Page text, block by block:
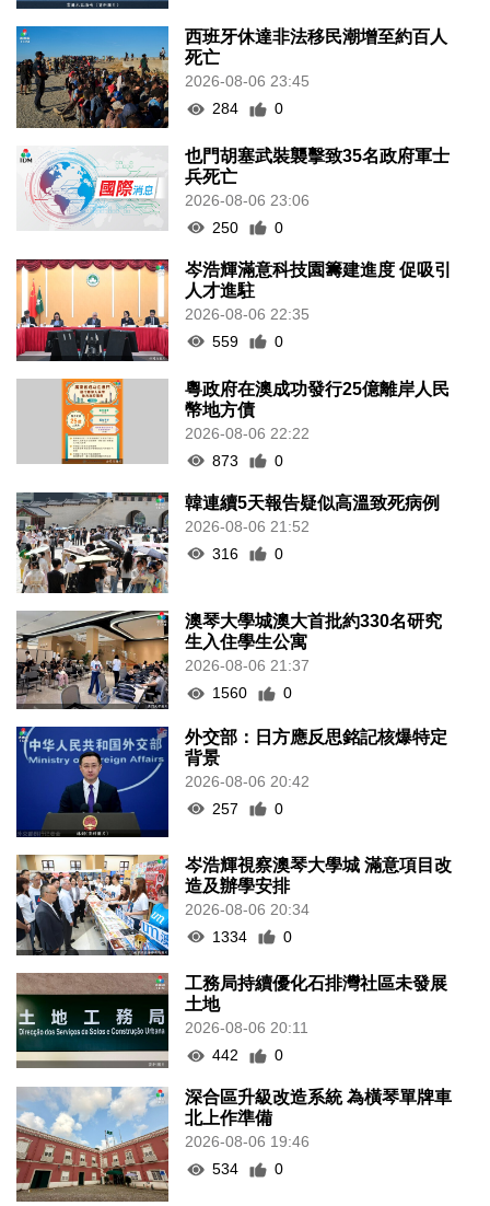
西班牙休達非法移民潮增至約百人
死亡
2026-08-06 23:45
284
0
也門胡塞武裝襲擊致35名政府軍士
兵死亡
2026-08-06 23:06
250
0
岑浩輝滿意科技園籌建進度 促吸引
人才進駐
2026-08-06 22:35
559
0
粵政府在澳成功發行25億離岸人民
幣地方債
2026-08-06 22:22
873
0
韓連續5天報告疑似高溫致死病例
2026-08-06 21:52
316
0
澳琴大學城澳大首批約330名研究
生入住學生公寓
2026-08-06 21:37
1560
0
外交部：日方應反思銘記核爆特定
背景
2026-08-06 20:42
257
0
岑浩輝視察澳琴大學城 滿意項目改
造及辦學安排
2026-08-06 20:34
1334
0
工務局持續優化石排灣社區未發展
土地
2026-08-06 20:11
442
0
深合區升級改造系統 為橫琴單牌車
北上作準備
2026-08-06 19:46
534
0